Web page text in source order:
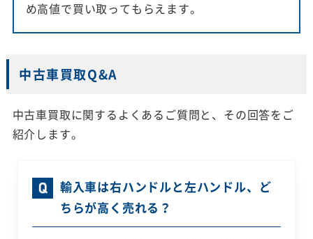
め高値で買い取ってもらえます。
中古車買取Q&A
中古車買取に関するよくあるご質問と、その回答をご
紹介します。
輸入車は右ハンドルと左ハンドル、ど
ちらが高く売れる？